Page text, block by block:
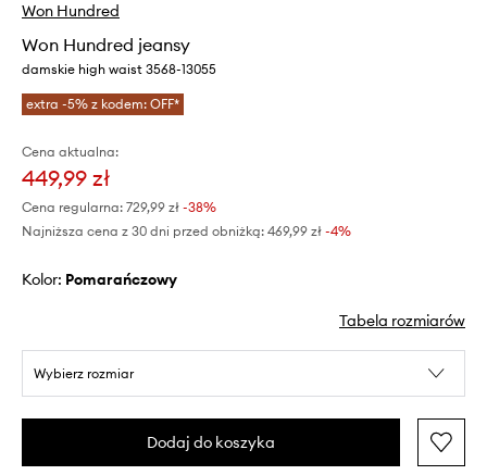
Won Hundred
Won Hundred jeansy
damskie high waist 3568-13055
extra -5% z kodem: OFF*
Cena aktualna:
449,99 zł
Cena regularna: 729,99 zł -38%
Najniższa cena z 30 dni przed obniżką: 469,99 zł -4%
Kolor: pomarańczowy
Tabela rozmiarów
Wybierz rozmiar
Dodaj do koszyka